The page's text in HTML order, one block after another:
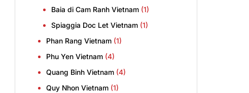
Baia di Cam Ranh Vietnam (1)
Spiaggia Doc Let Vietnam (1)
Phan Rang Vietnam (1)
Phu Yen Vietnam (4)
Quang Binh Vietnam (4)
Quy Nhon Vietnam (1)